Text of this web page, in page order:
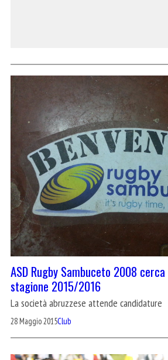
ASD Rugby Sambuceto 2008
stagione 2015/2016
La società abruzzese attende candidature
28 Maggio 2015Club